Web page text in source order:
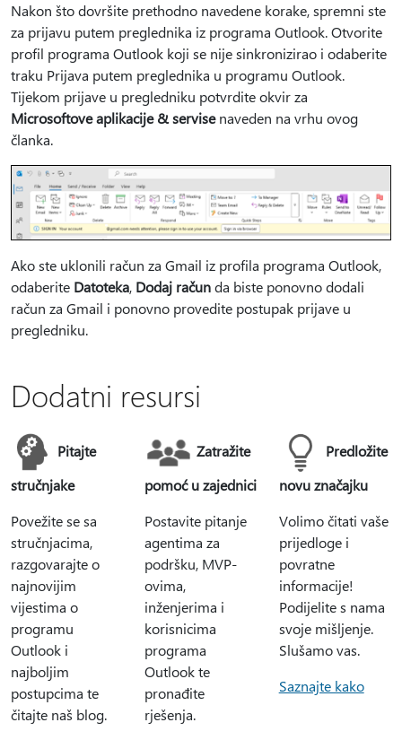
Nakon što dovršite prethodno navedene korake, spremni ste
za prijavu putem preglednika iz programa Outlook. Otvorite
profil programa Outlook koji se nije sinkronizirao i odaberite
traku Prijava putem preglednika u programu Outlook.
Tijekom prijave u pregledniku potvrdite okvir za
Microsoftove aplikacije & servisenaveden na vrhu ovog
članka.
Ako ste uklonili račun za Gmail iz profila programa Outlook,
odaberite Datoteka, Dodaj računda biste ponovno dodali
račun za Gmail i ponovno provedite postupak prijave u
pregledniku.
Dodatni resursi
Pitajte
stručnjake
Povežite se sa
stručnjacima,
razgovarajte o
najnovijim
vijestima o
programu
Outlook i
najboljim
postupcima te
čitajte naš blog.
Zatražite
pomoć u zajednici
Postavite pitanje
agentima za
podršku, MVP-
ovima,
inženjerima i
korisnicima
programa
Outlook te
pronađite
rješenja.
Predložite
novu značajku
Volimo čitati vaše
prijedloge i
povratne
informacije!
Podijelite s nama
svoje mišljenje.
Slušamo vas.
Saznajte kako